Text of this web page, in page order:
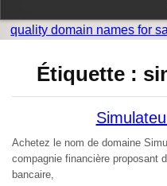
quality domain names for
Étiquette :
Achetez le nom de domaine
compagnie financière proposant
bancaire,